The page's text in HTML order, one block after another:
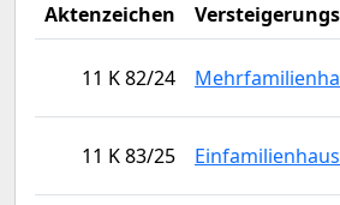
Aktenzeichen
11 K 82/24
11 K 83/25 Einfamilienhaus